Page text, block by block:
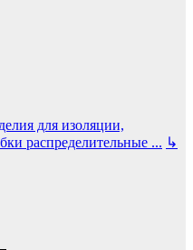
для изоляции,
распределительные ... ↳